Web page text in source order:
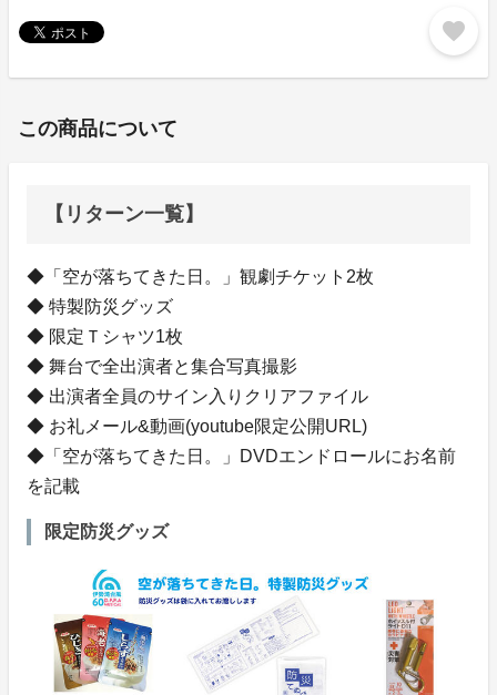
favorite
この商品について
【リターン一覧】
◆「空が落ちてきた日。」観劇チケット2枚
◆ 特製防災グッズ
◆ 限定Ｔシャツ1枚
◆ 舞台で全出演者と集合写真撮影
◆ 出演者全員のサイン入りクリアファイル
◆ お礼メール&動画(youtube限定公開URL)
◆「空が落ちてきた日。」DVDエンドロールにお名前
を記載
限定防災グッズ